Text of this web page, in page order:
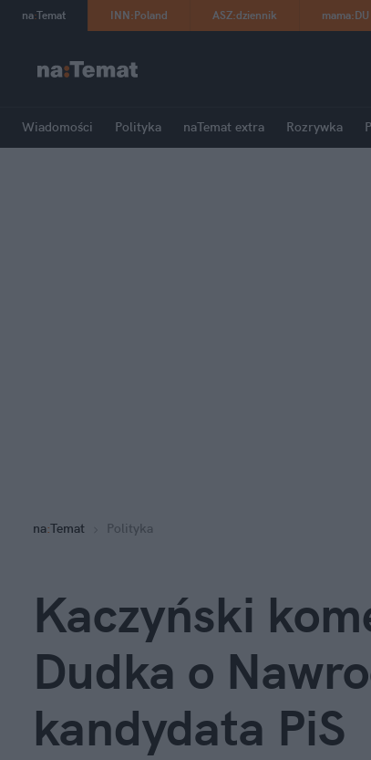
na:Temat INN:Poland ASZ:dziennik mama:DU
Wiadomości Polityka naTemat extra Rozrywka
na:Temat Polityka
Kaczyński
Dudka o
kandydata PiS